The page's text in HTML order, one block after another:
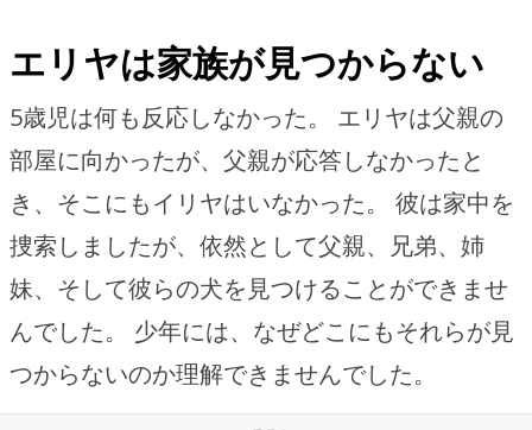
エリヤは家族が見つからない
5歳児は何も反応しなかった。 エリヤは父親の
部屋に向かったが、父親が応答しなかったと
き、そこにもイリヤはいなかった。 彼は家中を
捜索しましたが、依然として父親、兄弟、姉
妹、そして彼らの犬を見つけることができませ
んでした。 少年には、なぜどこにもそれらが見
つからないのか理解できませんでした。